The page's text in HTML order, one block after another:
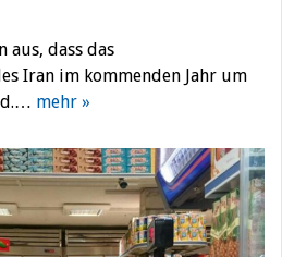
aus, dass das
Iran im kommenden Jahr um
mehr »